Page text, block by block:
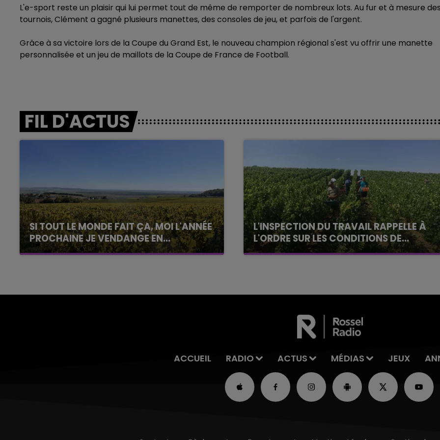
L'e-sport reste un plaisir qui lui permet tout de même de remporter de nombreux lots. Au fur et à mesure
tournois, Clément a gagné plusieurs manettes, des consoles de jeu, et parfois de l'argent.
Grâce à sa victoire lors de la Coupe du Grand Est, le nouveau champion régional s'est vu offrir une manette
personnalisée et un jeu de maillots de la Coupe de France de Football.
FIL D'ACTUS
SI TOUT LE MONDE FAIT ÇA, MOI L'ANNÉE
PROCHAINE JE VENDANGE EN...
La vendange en Champagne a débuté ce jeudi
L'INSPECTION DU TRAVAIL RAPPELLE À
L'ORDRE SUR LES CONDITIONS DE...
Alors que les dates de début des vendange
ACCUEIL RADIO ACTUS MÉDIAS JEUX